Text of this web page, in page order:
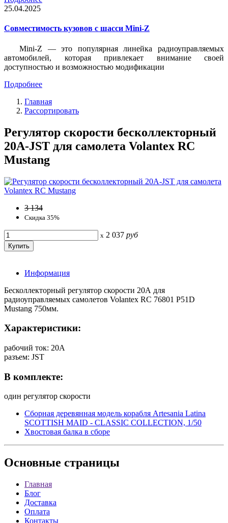
25.04.2025
Совместимость кузовов с шасси Mini-Z
Mini-Z — это популярная линейка радиоуправляемых
автомобилей, которая привлекает внимание своей
доступностью и возможностью модификации
Подробнее
Главная
Рассортировать
Регулятор скорости бесколлекторный
20A-JST для самолета Volantex RC
Mustang
3 134
Скидка 35%
x 2 037 руб
Информация
Бесколлекторный регулятор скорости 20А для
радиоуправляемых самолетов Volantex RC 76801 P51D
Mustang 750мм.
Характеристики:
рабочий ток: 20А
разъем: JST
В комплекте:
один регулятор скорости
Сборная деревянная модель корабля Artesania Latina
SCOTTISH MAID - CLASSIC COLLECTION, 1/50
Хвостовая балка в сборе
Основные страницы
Главная
Блог
Доставка
Оплата
Контакты